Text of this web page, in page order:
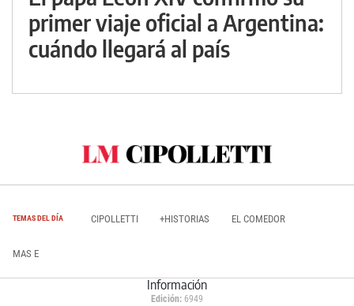
primer viaje oficial a Argentina:
cuándo llegará al país
TEMAS DEL DÍA CIPOLLETTI +HISTORIAS EL COMEDOR
MAS E
Información
Edición: 6949